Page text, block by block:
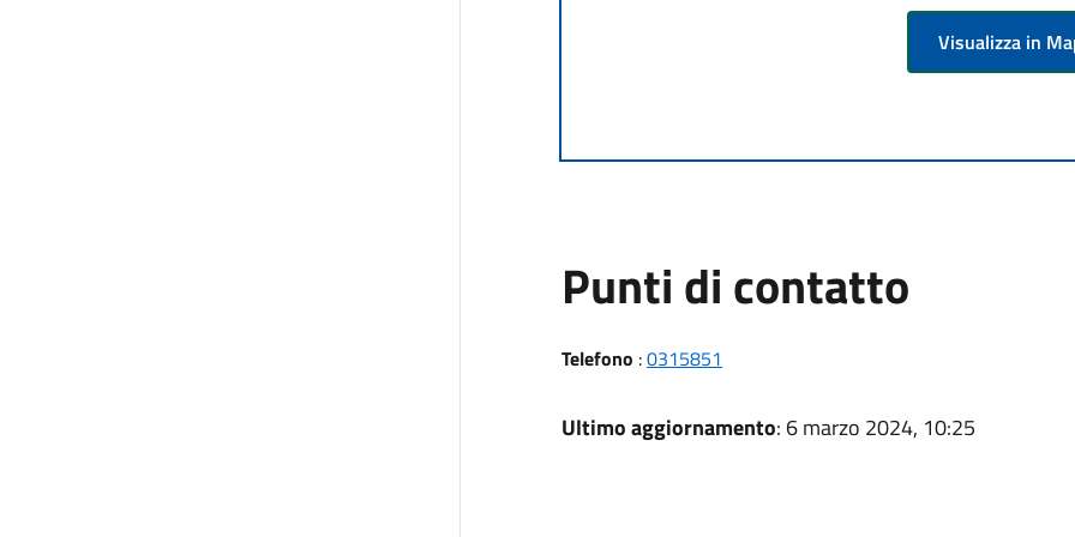
Visualizza in
Punti di contatto
Telefono :0315851
Ultimo aggiornamento: 6 marzo 2024, 10:25